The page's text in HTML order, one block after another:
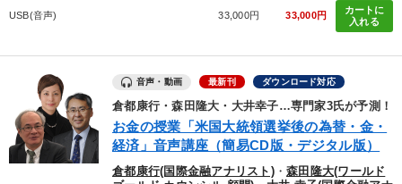
USB(音声) 33,000円 33,000円
カートに
入れる
音声・動画 最新刊 ダウンロード対応
倉都康行・森田隆大・大井幸子…専門家3氏が予測！
お金の授業「米国大統領選挙後の為替・金・
経済」音声講座（簡易CD版・デジタル版）
倉都康行(国際金融アナリスト)・森田隆大(ワールド